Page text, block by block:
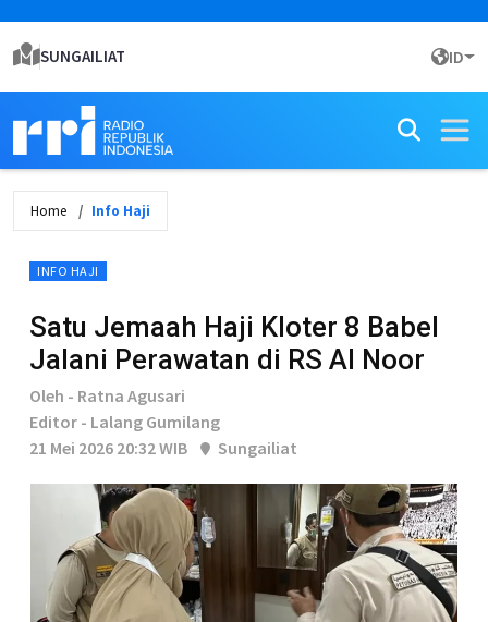
SUNGAILIAT ID
Home Info Haji
INFO HAJI
Satu Jemaah Haji Kloter 8 Babel
Jalani Perawatan di RS Al Noor
Oleh - Ratna Agusari
Editor - Lalang Gumilang
21 Mei 2026 20:32 WIB
Sungailiat